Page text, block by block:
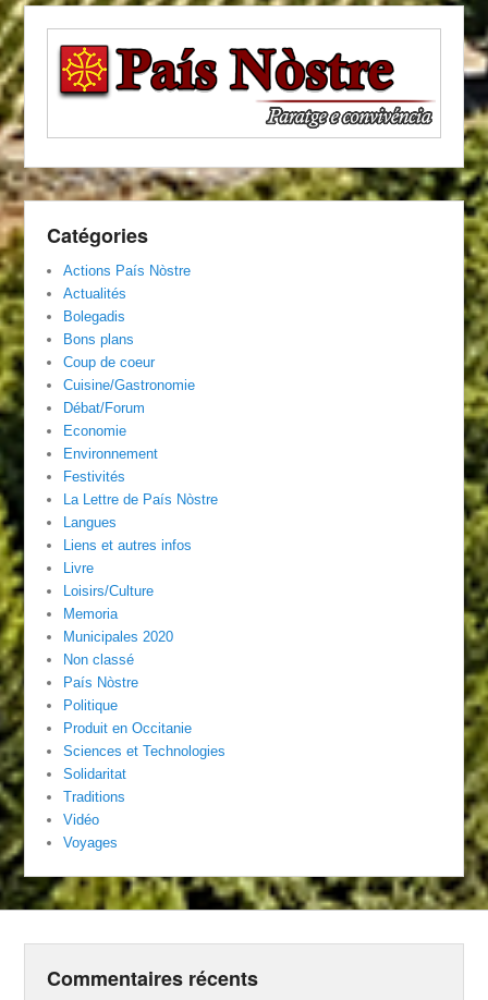
Catégories
Actions País Nòstre
Actualités
Bolegadis
Bons plans
Coup de coeur
Cuisine/Gastronomie
Débat/Forum
Economie
Environnement
Festivités
La Lettre de País Nòstre
Langues
Liens et autres infos
Livre
Loisirs/Culture
Memoria
Municipales 2020
Non classé
País Nòstre
Politique
Produit en Occitanie
Sciences et Technologies
Solidaritat
Traditions
Vidéo
Voyages
Commentaires récents